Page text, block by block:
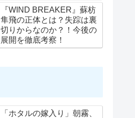
『WIND BREAKER』蘇枋
隼飛の正体とは？失踪は裏
切りからなのか？！今後の
展開を徹底考察！
「ホタルの嫁入り」朝霧、